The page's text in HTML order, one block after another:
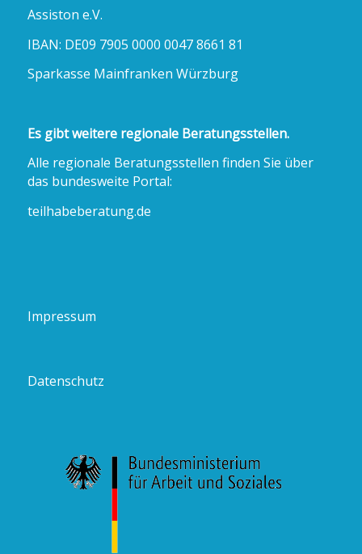
Assiston e.V.
IBAN: DE09 7905 0000 0047 8661 81
Sparkasse Mainfranken Würzburg
Es gibt weitere regionale Beratungsstellen.
Alle regionale Beratungsstellen finden Sie über
das bundesweite Portal:
teilhabeberatung.de
Impressum
Datenschutz